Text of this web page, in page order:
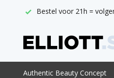
Bestel voor 21h = volgende
Authentic Beauty Concept